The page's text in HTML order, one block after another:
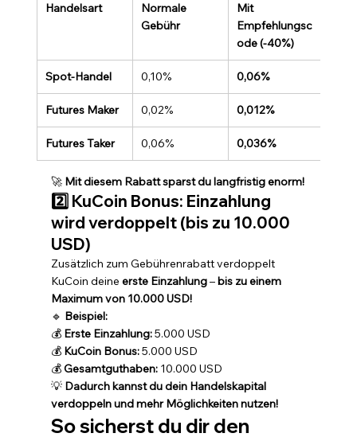
Handelsart
Normale
Gebühr
Mit
Empfehlungsc
ode (-40%)
Spot-Handel 0,10% 0,06%
Futures Maker 0,02% 0,012%
Futures Taker 0,06% 0,036%
🚀 Mit diesem Rabatt sparst du langfristig enorm!
2️⃣ KuCoin Bonus: Einzahlung
wird verdoppelt (bis zu 10.000
USD)
Zusätzlich zum Gebührenrabatt verdoppelt
KuCoin deine erste Einzahlung – bis zu einem
Maximum von 10.000 USD!
🔹 Beispiel:
💰 Erste Einzahlung: 5.000 USD
💰 KuCoin Bonus: 5.000 USD
💰 Gesamtguthaben: 10.000 USD
💡 Dadurch kannst du dein Handelskapital
verdoppeln und mehr Möglichkeiten nutzen!
So sicherst du dir den